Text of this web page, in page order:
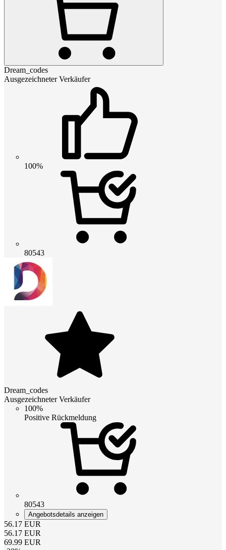
Dream_codes
Ausgezeichneter Verkäufer
100%
80543
Dream_codes
Ausgezeichneter Verkäufer
100%
Positive Rückmeldung
80543
Angebotsdetails anzeigen
56.17 EUR
56.17 EUR
69.99 EUR